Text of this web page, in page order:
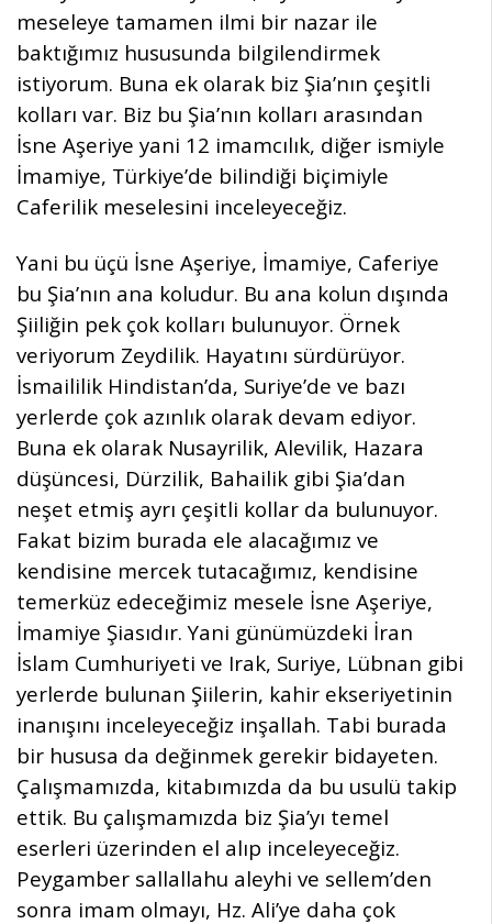
meseleye tamamen ilmi bir nazar ile
baktığımız hususunda bilgilendirmek
istiyorum. Buna ek olarak biz Şia’nın çeşitli
kolları var. Biz bu Şia’nın kolları arasından
İsne Aşeriye yani 12 imamcılık, diğer ismiyle
İmamiye, Türkiye’de bilindiği biçimiyle
Caferilik meselesini inceleyeceğiz.
Yani bu üçü İsne Aşeriye, İmamiye, Caferiye
bu Şia’nın ana koludur. Bu ana kolun dışında
Şiiliğin pek çok kolları bulunuyor. Örnek
veriyorum Zeydilik. Hayatını sürdürüyor.
İsmaililik Hindistan’da, Suriye’de ve bazı
yerlerde çok azınlık olarak devam ediyor.
Buna ek olarak Nusayrilik, Alevilik, Hazara
düşüncesi, Dürzilik, Bahailik gibi Şia’dan
neşet etmiş ayrı çeşitli kollar da bulunuyor.
Fakat bizim burada ele alacağımız ve
kendisine mercek tutacağımız, kendisine
temerküz edeceğimiz mesele İsne Aşeriye,
İmamiye Şiasıdır. Yani günümüzdeki İran
İslam Cumhuriyeti ve Irak, Suriye, Lübnan gibi
yerlerde bulunan Şiilerin, kahir ekseriyetinin
inanışını inceleyeceğiz inşallah. Tabi burada
bir hususa da değinmek gerekir bidayeten.
Çalışmamızda, kitabımızda da bu usulü takip
ettik. Bu çalışmamızda biz Şia’yı temel
eserleri üzerinden el alıp inceleyeceğiz.
Peygamber sallallahu aleyhi ve sellem’den
sonra imam olmayı, Hz. Ali’ye daha çok